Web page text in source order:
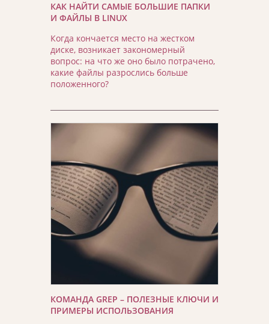
КАК НАЙТИ САМЫЕ БОЛЬШИЕ ПАПКИ
И ФАЙЛЫ В LINUX
Когда кончается место на жестком
диске, возникает закономерный
вопрос: на что же оно было потрачено,
какие файлы разрослись больше
положенного?
КОМАНДА GREP – ПОЛЕЗНЫЕ КЛЮЧИ И
ПРИМЕРЫ ИСПОЛЬЗОВАНИЯ